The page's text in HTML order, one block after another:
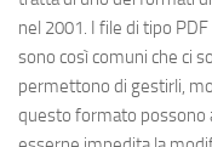
nel 2001. I file di tipo
sono così comuni che ci
permettono di gestirli,
questo formato possono